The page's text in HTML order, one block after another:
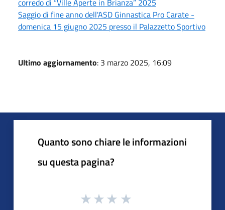
Saggio di fine anno dell'ASD Ginnastica Pro Carate -
domenica 15 giugno 2025 presso il Palazzetto Sportivo
Ultimo aggiornamento: 3 marzo 2025, 16:09
Quanto sono chiare le informazioni
su questa pagina?